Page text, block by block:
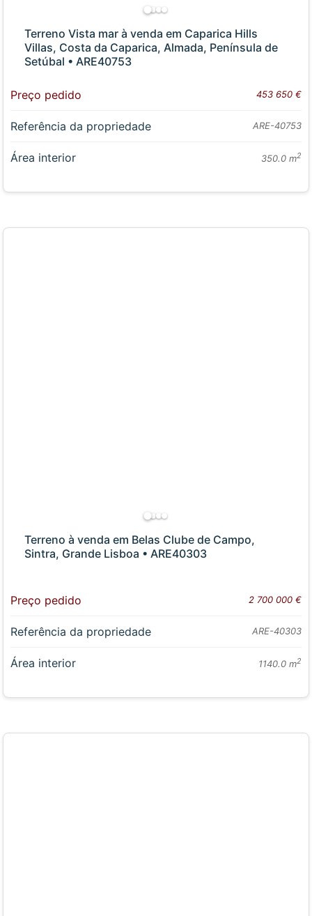
Terreno Vista mar à venda em Caparica Hills
Villas, Costa da Caparica, Almada, Península de
Setúbal • ARE40753
Preço pedido 453 650 €
Referência da propriedade ARE-40753
Área interior 350.0 m2
Terreno à venda em Belas Clube de Campo,
Sintra, Grande Lisboa • ARE40303
Preço pedido 2 700 000 €
Referência da propriedade ARE-40303
Área interior 1140.0 m2